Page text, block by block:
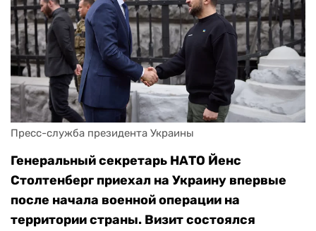
Пресс-служба президента Украины
Генеральный секретарь НАТО Йенс
Столтенберг приехал на Украину впервые
после начала военной операции на
территории страны. Визит состоялся